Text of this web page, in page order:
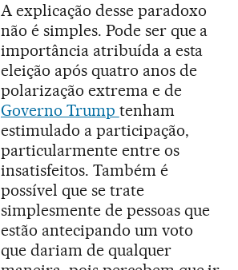
A explicação desse paradoxo
não é simples. Pode ser que a
importância atribuída a esta
eleição após quatro anos de
polarização extrema e de
Governo Trump tenham
estimulado a participação,
particularmente entre os
insatisfeitos. Também é
possível que se trate
simplesmente de pessoas que
estão antecipando um voto
que dariam de qualquer